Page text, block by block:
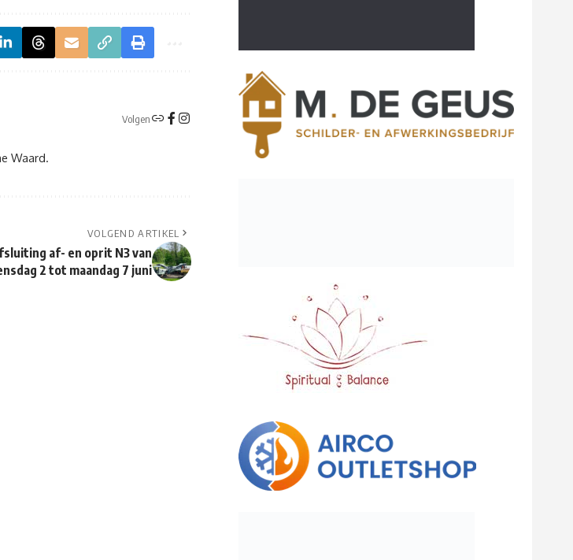
Volgen
Waard.
VOLGEND ARTIKEL
af- en oprit N3 van
2 tot maandag 7 juni